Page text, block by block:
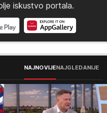
iskustvo portala.
NAJNOVIJENAJGLEDANIJE